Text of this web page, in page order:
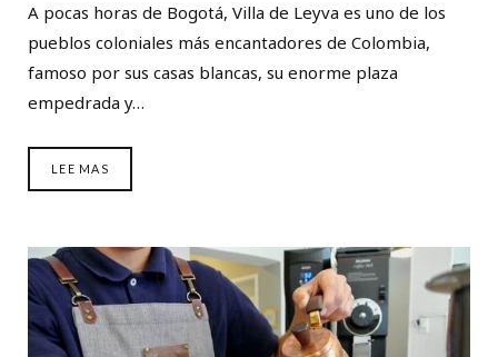
A pocas horas de Bogotá, Villa de Leyva es uno de los
pueblos coloniales más encantadores de Colombia,
famoso por sus casas blancas, su enorme plaza
empedrada y…
LEE MAS